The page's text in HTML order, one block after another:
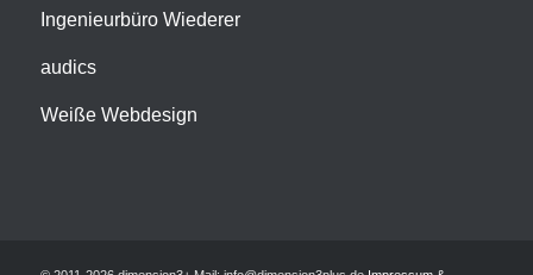
Ingenieurbüro Wiederer
audics
Weiße Webdesign